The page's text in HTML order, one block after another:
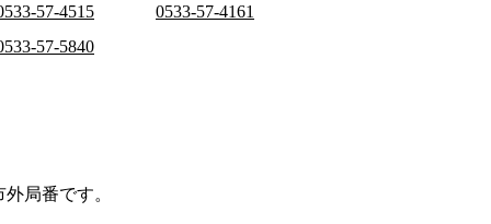
57-4515
0533-57-4161
57-5840
局番です。